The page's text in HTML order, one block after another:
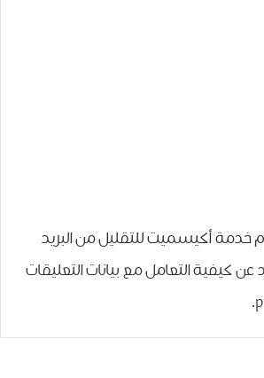
خدمة أكيسميت للتقليل من البريد
عن كيفية التعامل مع بيانات التعليقات
.